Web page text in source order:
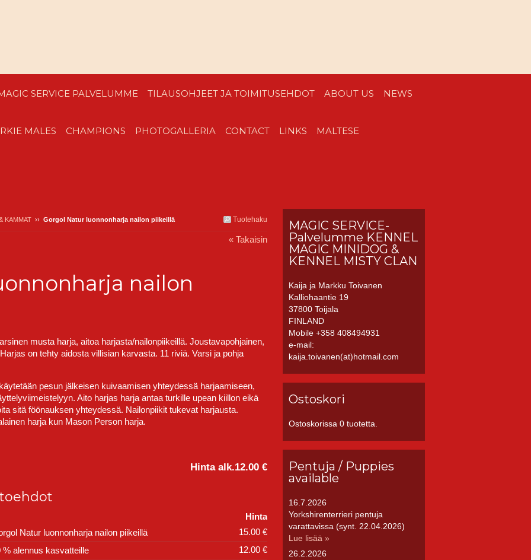
SERVICE PALVELUMME TILAUSOHJEET JA TOIMITUSEHDOT ABOUT US NEWS
MALES CHAMPIONS PHOTOGALLERIA CONTACT LINKS MALTESE
Tuotehaku
KAMMAT ›› Gorgol Natur luonnonharja nailon piikeillä
« Takaisin
nailon
musta harja, aitoa harjasta/nailonpiikeillä. Joustavapohjainen,
on tehty aidosta villisian karvasta. 11 riviä. Varsi ja pohja
pesun jälkeisen kuivaamisen yhteydessä harjaamiseen,
Aito harjas harja antaa turkille upean kiillon eikä
sitä föönauksen yhteydessä. Nailonpiikit tukevat harjausta.
harja kun Mason Person harja.
Hinta alk.12.00 €
Hinta
Natur luonnonharja nailon piikeillä
15.00 €
% alennus kasvatteille
12.00 €
MAGIC SERVICE-
Palvelumme KENNEL
MAGIC MINIDOG &
KENNEL MISTY CLAN
Kaija ja Markku Toivanen
Kalliohaantie 19
37800 Toijala
FINLAND
Mobile +358 408494931
e-mail:
kaija.toivanen(at)hotmail.com
Ostoskori
Ostoskorissa 0 tuotetta.
Pentuja / Puppies
available
16.7.2026
Yorkshirenterrieri pentuja
varattavissa (synt. 22.04.2026)
Lue lisää »
26.2.2026